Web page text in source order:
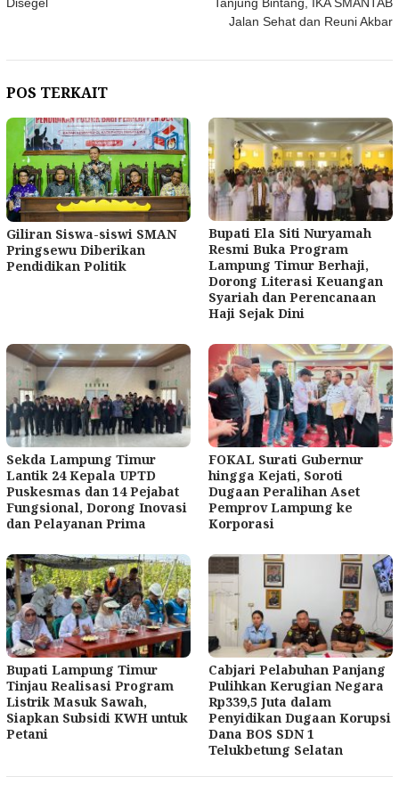
Jalan Sehat dan Reuni Akbar
POS TERKAIT
Giliran Siswa-siswi SMAN
Pringsewu Diberikan
Pendidikan Politik
Bupati Ela Siti Nuryamah
Resmi Buka Program
Lampung Timur Berhaji,
Dorong Literasi Keuangan
Syariah dan Perencanaan
Haji Sejak Dini
Sekda Lampung Timur
Lantik 24 Kepala UPTD
Puskesmas dan 14 Pejabat
Fungsional, Dorong Inovasi
dan Pelayanan Prima
FOKAL Surati Gubernur
hingga Kejati, Soroti
Dugaan Peralihan Aset
Pemprov Lampung ke
Korporasi
Bupati Lampung Timur
Tinjau Realisasi Program
Listrik Masuk Sawah,
Siapkan Subsidi KWH untuk
Petani
Cabjari Pelabuhan Panjang
Pulihkan Kerugian Negara
Rp339,5 Juta dalam
Penyidikan Dugaan Korupsi
Dana BOS SDN 1
Telukbetung Selatan